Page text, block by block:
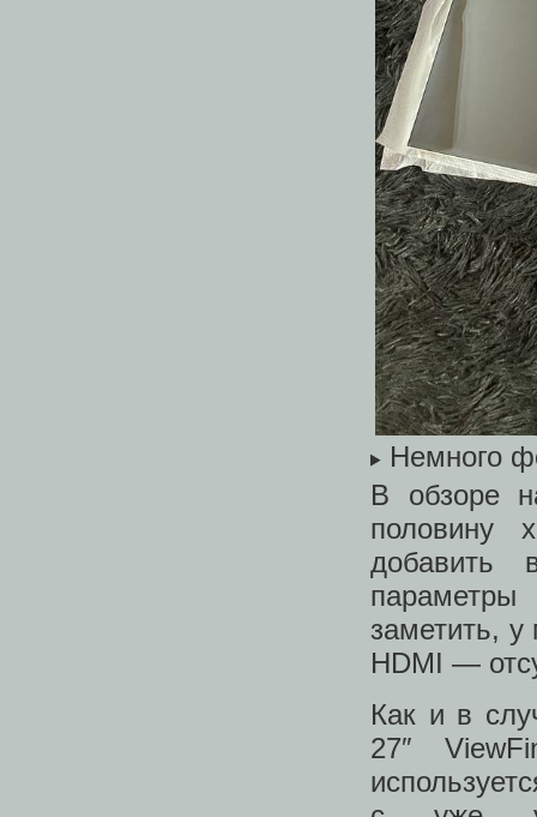
Немного
В обзоре
половину
добавить
заметить, у
HDMI —
Как и в
27″